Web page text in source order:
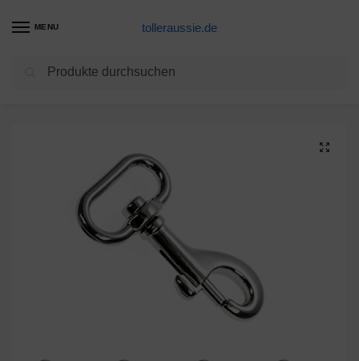
MENU tolleraussie.de
Hundeleine Produkte / 4er Set Karabiner – Haken mit Drehgelenk für Hundehalsband, robuster legierter Stahl – Karabiner 58mm, Verwendung mit Paracord 550 Hundeleine, Karabiner mit Drehkopf, Farbe chrom silber, Marke Ganzoo